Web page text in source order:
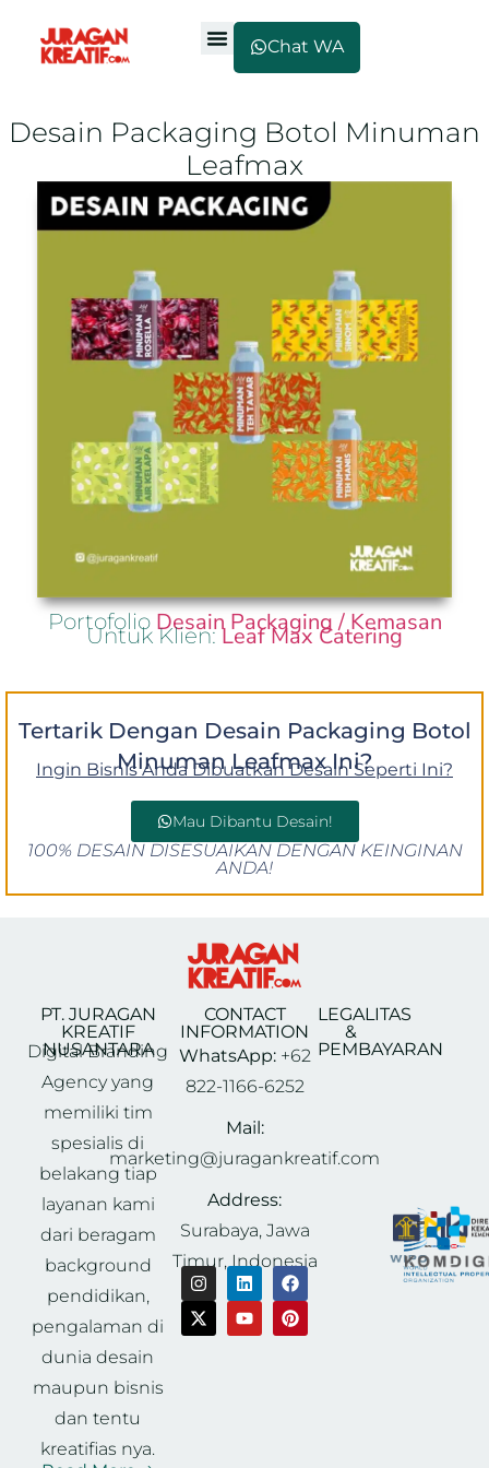
Chat WA
Desain Packaging Botol Minuman
Leafmax
Portofolio Desain Packaging / Kemasan
Untuk Klien:Leaf Max Catering
Tertarik Dengan Desain Packaging Botol
Minuman Leafmax Ini?
Ingin Bisnis Anda Dibuatkan Desain Seperti Ini?
Mau Dibantu Desain!
100% DESAIN DISESUAIKAN DENGAN KEINGINAN
ANDA!
PT. JURAGAN
KREATIF
NUSANTARA
Digital Branding
Agency yang
memiliki tim
spesialis di
belakang tiap
layanan kami
dari beragam
background
pendidikan,
pengalaman di
dunia desain
maupun bisnis
dan tentu
kreatifias nya.
CONTACT
INFORMATION
WhatsApp:+62
822-1166-6252
Mail:
marketing@juragankreatif.com
Address:
Surabaya, Jawa
Timur, Indonesia
LEGALITAS
&
PEMBAYARAN